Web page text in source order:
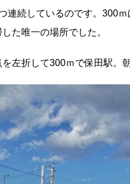
連続しているのです。300
た唯一の場所でした。
左折して300ｍで保田駅。